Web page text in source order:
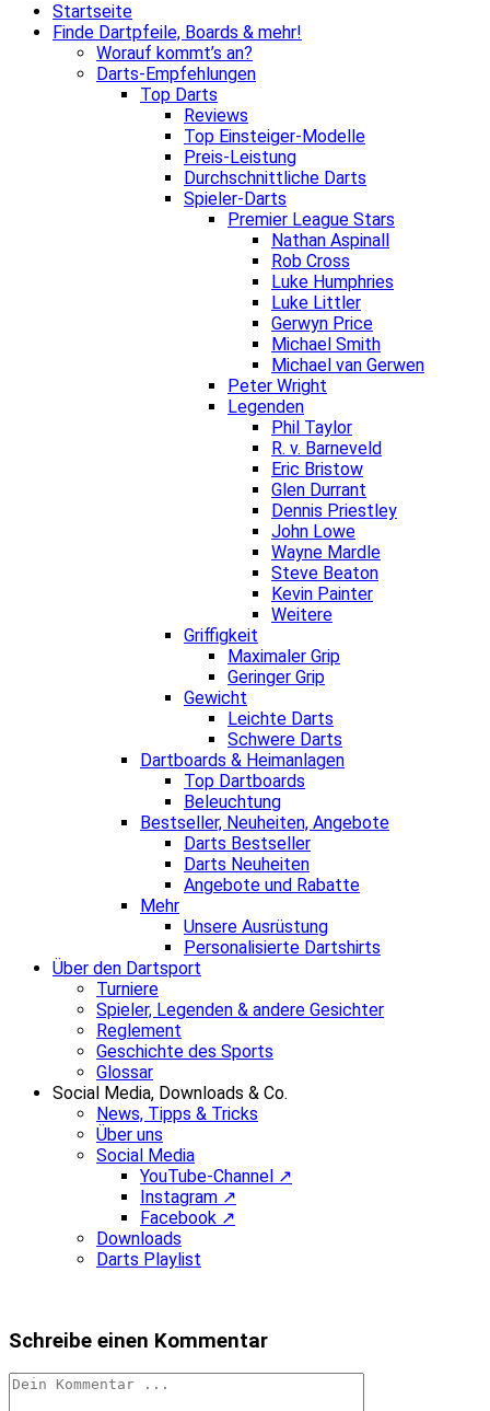
Startseite
Finde Dartpfeile, Boards & mehr!
Worauf kommt’s an?
Darts-Empfehlungen
Top Darts
Reviews
Top Einsteiger-Modelle
Preis-Leistung
Durchschnittliche Darts
Spieler-Darts
Premier League Stars
Nathan Aspinall
Rob Cross
Luke Humphries
Luke Littler
Gerwyn Price
Michael Smith
Michael van Gerwen
Peter Wright
Legenden
Phil Taylor
R. v. Barneveld
Eric Bristow
Glen Durrant
Dennis Priestley
John Lowe
Wayne Mardle
Steve Beaton
Kevin Painter
Weitere
Griffigkeit
Maximaler Grip
Geringer Grip
Gewicht
Leichte Darts
Schwere Darts
Dartboards & Heimanlagen
Top Dartboards
Beleuchtung
Bestseller, Neuheiten, Angebote
Darts Bestseller
Darts Neuheiten
Angebote und Rabatte
Mehr
Unsere Ausrüstung
Personalisierte Dartshirts
Über den Dartsport
Turniere
Spieler, Legenden & andere Gesichter
Reglement
Geschichte des Sports
Glossar
Social Media, Downloads & Co.
News, Tipps & Tricks
Über uns
Social Media
YouTube-Channel ↗
Instagram ↗
Facebook ↗
Downloads
Darts Playlist
Schreibe einen Kommentar
Kommentieren